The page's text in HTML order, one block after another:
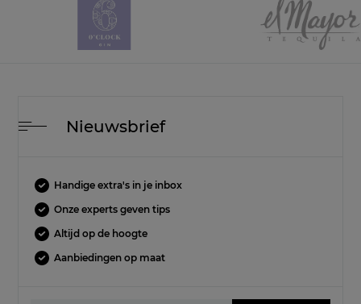
Nieuwsbrief
Handige extra's in je inbox
Onze experts geven tips
Altijd op de hoogte
Aanbiedingen op maat